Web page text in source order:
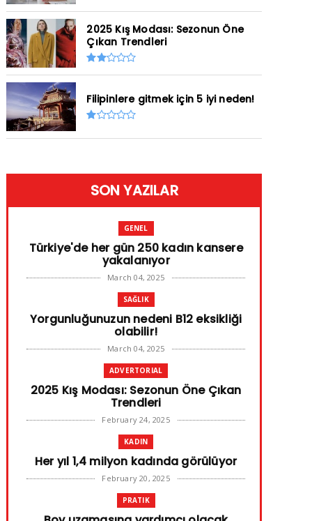
2025 Kış Modası: Sezonun Öne
Çıkan Trendleri
Filipinlere gitmek için 5 iyi neden!
SON YAZILAR
GENEL
Türkiye'de her gün 250 kadın kansere
yakalanıyor
March 04, 2025
SAĞLIK
Yorgunluğunuzun nedeni B12 eksikliği
olabilir!
March 04, 2025
ADVERTORIAL
2025 Kış Modası: Sezonun Öne Çıkan
Trendleri
February 24, 2025
KADIN
Her yıl 1,4 milyon kadında görülüyor
February 20, 2025
PRATIK